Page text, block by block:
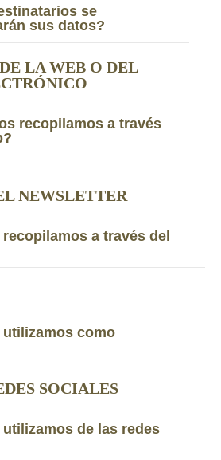
se
sus datos?
LA WEB O DEL
recopilamos a través
NEWSLETTER
a través del
utilizamos como
SOCIALES
utilizamos de las redes